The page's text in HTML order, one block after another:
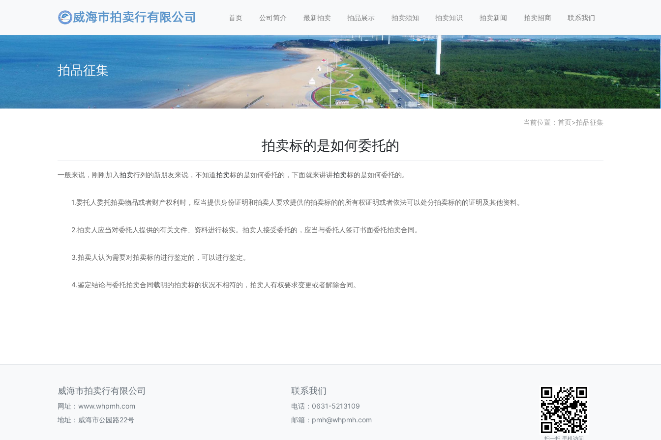
首页 公司简介 最新拍卖 拍品展示 拍卖须知 拍卖知识 拍卖新闻 拍卖招商 联系我们
拍品征集
当前位置： 首页>拍品征集
拍卖标的是如何委托的
一般来说，刚刚加入拍卖行列的新朋友来说，不知道拍卖标的是如何委托的，下面就来讲讲拍卖标的是如何委托的。
1.委托人委托拍卖物品或者财产权利时，应当提供身份证明和拍卖人要求提供的拍卖标的的所有权证明或者依法可以处分拍卖标的的证明及其他资料。
2.拍卖人应当对委托人提供的有关文件、资料进行核实。拍卖人接受委托的，应当与委托人签订书面委托拍卖合同。
3.拍卖人认为需要对拍卖标的进行鉴定的，可以进行鉴定。
4.鉴定结论与委托拍卖合同载明的拍卖标的状况不相符的，拍卖人有权要求变更或者解除合同。
威海市拍卖行有限公司
网址： www.whpmh.com
地址：威海市公园路22号
联系我们
电话：0631-5213109
邮箱：pmh@whpmh.com
扫一扫 手机访问